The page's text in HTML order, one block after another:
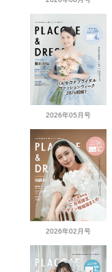
2026年05月号
2026年02月号